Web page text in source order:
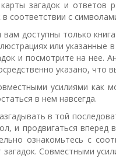
загадок и ответов
в соответствии с
доступны только
или указанные
и посмотритена нее.
указано, что
усилиями как
в нем навсегда.
в той
и продвигаться
ознакомьтесь с
загадок. Совместными